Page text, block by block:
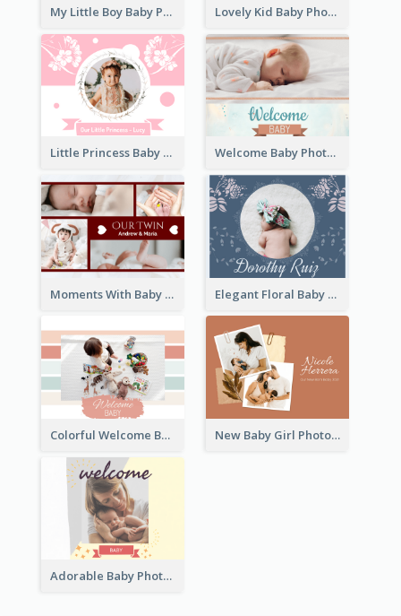
My Little Boy Baby Photo Book Lovely Kid Baby Photo Book
Little Princess Baby Photo Book Welcome Baby Photo Book
Moments With Baby Photo Book Elegant Floral Baby Photo Book
Colorful Welcome Baby Photo Book New Baby Girl Photo Book
Adorable Baby Photo Book